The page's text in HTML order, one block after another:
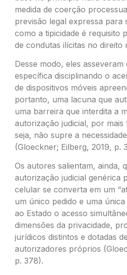
medida de coerção
previsão legal expressa para
como a tipicidade é requisito
de condutas ilícitas no direito
Desse modo, eles asseveram
específica disciplinando o
de dispositivos móveis
portanto, uma lacuna que
uma barreira que interdita a
autorização judicial, por mais
seja, não supre a
(Gloeckner; Eilberg, 2019, p.
Os autores salientam, ainda,
autorização judicial genérica
celular se converta em um
um único pedido e uma
ao Estado o acesso
dimensões da privacidade,
jurídicos distintos e dotadas
autorizadores próprios
p. 378).